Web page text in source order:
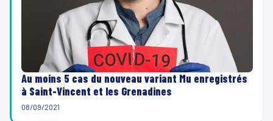
Au moins 5 cas du nouveau variant Mu enregistrés
à Saint-Vincent et les Grenadines
08/09/2021